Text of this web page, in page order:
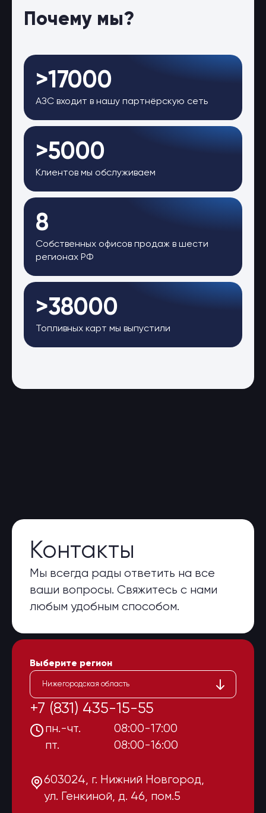
Почему мы?
>17000
АЗС входит в нашу партнёрскую сеть
>5000
Клиентов мы обслуживаем
8
Собственных офисов продаж в шести
регионах РФ
>38000
Топливных карт мы выпустили
Контакты
Мы всегда рады ответить на все
ваши вопросы. Свяжитесь с нами
любым удобным способом.
Выберите регион
Нижегородская область
+7 (831) 435-15-55
пн.-чт.
пт.
08:00-17:00
08:00-16:00
603024, г. Нижний Новгород,
ул. Генкиной, д. 46, пом.5